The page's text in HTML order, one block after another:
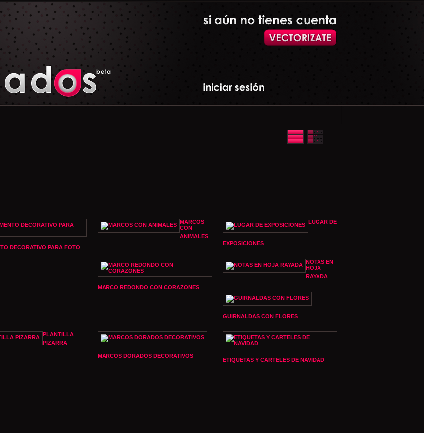
DECORATIVO PARA FOTO
MARCOS
CON
ANIMALES
LUGAR DE
EXPOSICIONES
MARCO REDONDO CON CORAZONES
NOTAS EN
HOJA
RAYADA
GUIRNALDAS CON FLORES
PLANTILLA
PIZARRA
MARCOS DORADOS DECORATIVOS
ETIQUETAS Y CARTELES DE NAVIDAD